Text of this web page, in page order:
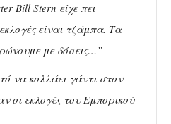
Bill Stern είχε πει
είναι τζάμπα. Τα
με δόσεις…”
να κολλάει γάντι στον
οι εκλογές του Εμπορικού